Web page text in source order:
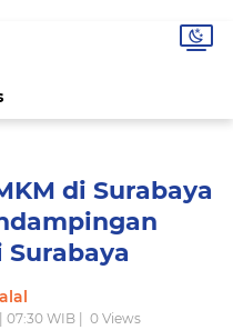
di Surabaya
WIB | 0Views